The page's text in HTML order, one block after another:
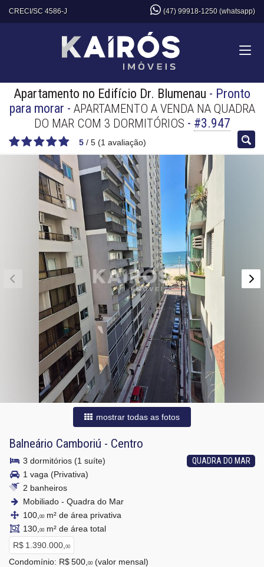
CRECI/SC 4586-J (47) 99918-1250 (whatsapp)
Apartamento no Edifício Dr. Blumenau - Pronto
para morar - APARTAMENTO A VENDA NA QUADRA
DO MAR COM 3 DORMITÓRIOS - #3.947
5 / 5 (1 avaliação)
mostrar todas as fotos
Balneário Camboriú - Centro
QUADRA DO MAR
3 dormitórios (1 suíte)
1 vaga (Privativa)
2 banheiros
Mobiliado - Quadra do Mar
100, 00m² de área privativa
130, 00m² de área total
R$ 1.390.000, 00
Condomínio: R$ 500, 00 (valor mensal)